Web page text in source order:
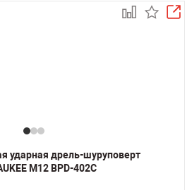
ударная дрель-шуруповерт
M12 BPD-402C